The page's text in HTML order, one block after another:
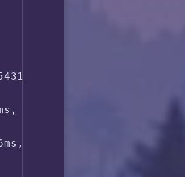
high: 32.30ms)
(data used:
high: 1262.76ms)